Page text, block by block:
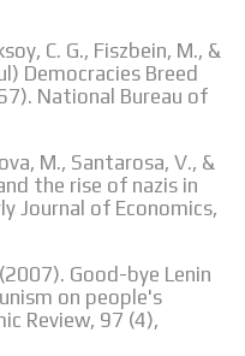
C. G., Fiszbein, M., &
Democracies Breed
National Bureau of
M., Santarosa, V., &
the rise of nazis in
Journal of Economics,
Good-bye Lenin
on people's
Review, 97 (4),